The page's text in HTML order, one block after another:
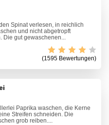
Spinat verlesen, in reichlich
und nicht abgetropft
Die gut gewaschenen...
(1595 Bewertungen)
Paprika waschen, die Kerne
Streifen schneiden. Die
grob reiben....